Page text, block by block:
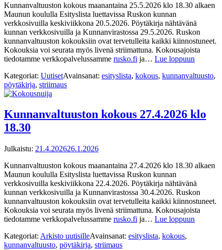
Kunnanvaltuuston kokous maanantaina 25.5.2026 klo 18.30 alkaen
Maunun koululla Esityslista luettavissa Ruskon kunnan
verkkosivuilla keskiviikkona 20.5.2026. Pöytäkirja nähtävänä
kunnan verkkosivuilla ja Kunnanvirastossa 29.5.2026. Ruskon
kunnanvaltuuston kokouksiin ovat tervetulleita kaikki kiinnostuneet.
Kokouksia voi seurata myös livenä striimattuna. Kokousajoista
tiedotamme verkkopalvelussamme rusko.fi ja… Lue loppuun
Kategoriat: UutisetAvainsanat: esityslista, kokous, kunnanvaltuusto,
pöytäkirja, striimaus
Kunnanvaltuuston kokous 27.4.2026 klo
18.30
Julkaistu: 21.4.202626.1.2026
Kunnanvaltuuston kokous maanantaina 27.4.2026 klo 18.30 alkaen
Maunun koululla Esityslista luettavissa Ruskon kunnan
verkkosivuilla keskiviikkona 22.4.2026. Pöytäkirja nähtävänä
kunnan verkkosivuilla ja Kunnanvirastossa 30.4.2026. Ruskon
kunnanvaltuuston kokouksiin ovat tervetulleita kaikki kiinnostuneet.
Kokouksia voi seurata myös livenä striimattuna. Kokousajoista
tiedotamme verkkopalvelussamme rusko.fi ja… Lue loppuun
Kategoriat: Arkisto uutisilleAvainsanat: esityslista, kokous,
kunnanvaltuusto, pöytäkirja, striimaus